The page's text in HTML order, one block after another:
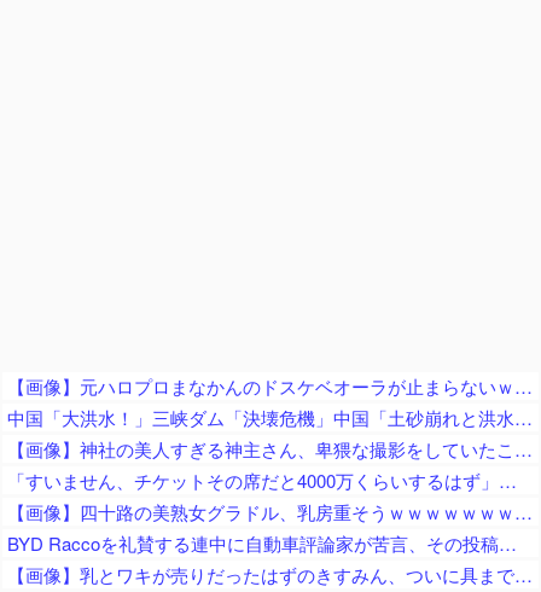
【画像】元ハロプロまなかんのドスケベオーラが止まらないｗｗｗｗ
中国「大洪水！」三峡ダム「決壊危機」中国「土砂崩れと洪水被害の対策強化！」中国政府「三峡ﾀﾞﾑ周辺を重点強化」中国ダム「決壊」中国「現場封鎖！（空撮削除」→
【画像】神社の美人すぎる神主さん、卑猥な撮影をしていたことが判明ｗｗｗｗｗｗｗｗ
「すいません、チケットその席だと4000万くらいするはず」とミス慶應の富豪っぷりに目撃者絶句、色々な意味で住む世界が違いすぎる……
【画像】四十路の美熟女グラドル、乳房重そうｗｗｗｗｗｗｗｗｗｗｗｗ
BYD Raccoを礼賛する連中に自動車評論家が苦言、その投稿に雉で有名な別評論家が噛みついてしまい……
【画像】乳とワキが売りだったはずのきすみん、ついに具まで売り出すｗｗｗｗｗ